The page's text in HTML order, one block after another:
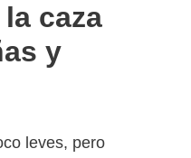
caza
y
leves, pero